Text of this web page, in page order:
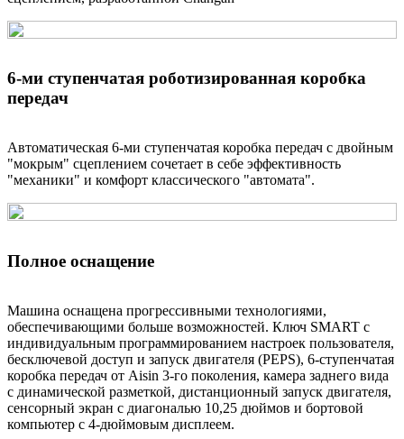
Снаряженная масса, кг
Время разгона 0 - 100 км/ч, с
11.8
Максимальная скорость, км/ч
РАСХОД ТОПЛИВА И СОДЕРЖАНИЕ СО2 *
Загородный цикл, л/100 км
5.5
Смешанный цикл, л/100 км
7.2
Содержание газов CO2 в
смешанном цикле, г/км
188
6-ми ступенчатая роботизированная коробка
передач
Автоматическая 6-ми ступенчатая коробка передач с двойным
"мокрым" сцеплением сочетает в себе эффективность
"механики" и комфорт классического "автомата".
Полное оснащение
Машина оснащена прогрессивными технологиями,
обеспечивающими больше возможностей. Ключ SMART с
индивидуальным программированием настроек пользователя,
бесключевой доступ и запуск двигателя (PEPS), 6-ступенчатая
коробка передач от Aisin 3-го поколения, камера заднего вида
с динамической разметкой, дистанционный запуск двигателя,
сенсорный экран с диагональю 10,25 дюймов и бортовой
компьютер с 4-дюймовым дисплеем.